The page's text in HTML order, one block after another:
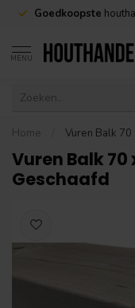
Geen minimale
MENU
Home Vuren Balk 70
Vuren Balk 70
Geschaafd